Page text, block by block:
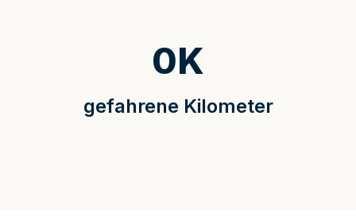
gefahrene Kilometer
0K